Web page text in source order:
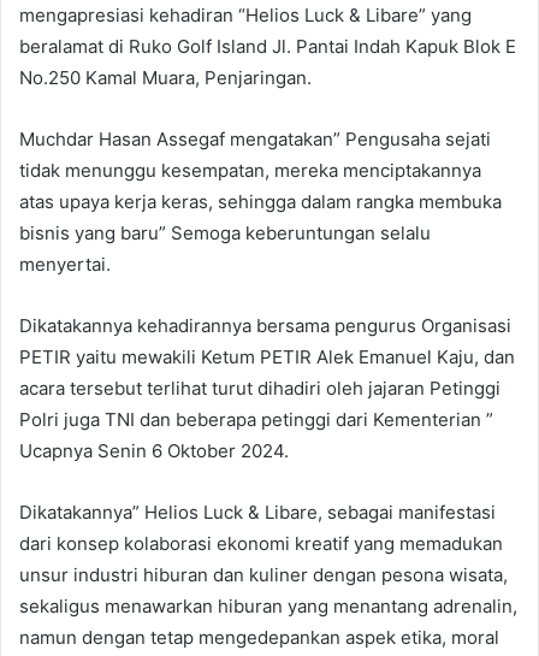
mengapresiasi kehadiran “Helios Luck & Libare” yang
beralamat di Ruko Golf Island Jl. Pantai Indah Kapuk Blok E
No.250 Kamal Muara, Penjaringan.
Muchdar Hasan Assegaf mengatakan” Pengusaha sejati
tidak menunggu kesempatan, mereka menciptakannya
atas upaya kerja keras, sehingga dalam rangka membuka
bisnis yang baru” Semoga keberuntungan selalu
menyertai.
Dikatakannya kehadirannya bersama pengurus Organisasi
PETIR yaitu mewakili Ketum PETIR Alek Emanuel Kaju, dan
acara tersebut terlihat turut dihadiri oleh jajaran Petinggi
Polri juga TNI dan beberapa petinggi dari Kementerian ”
Ucapnya Senin 6 Oktober 2024.
Dikatakannya” Helios Luck & Libare, sebagai manifestasi
dari konsep kolaborasi ekonomi kreatif yang memadukan
unsur industri hiburan dan kuliner dengan pesona wisata,
sekaligus menawarkan hiburan yang menantang adrenalin,
namun dengan tetap mengedepankan aspek etika, moral